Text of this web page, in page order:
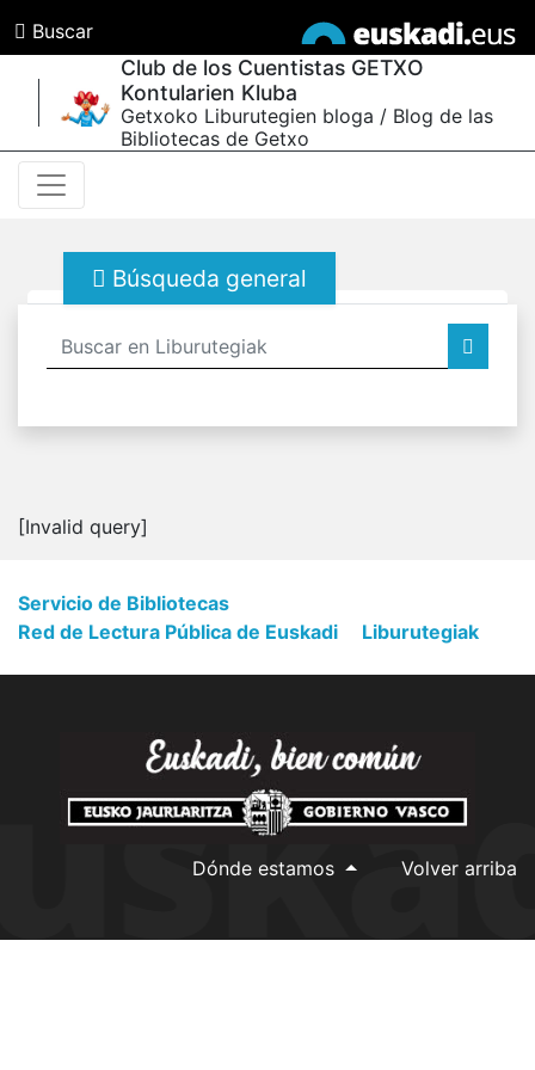
Buscar
Club de los Cuentistas GETXO
Kontularien Kluba
Getxoko Liburutegien bloga / Blog de las
Bibliotecas de Getxo
Búsqueda general
[Invalid query]
Servicio de Bibliotecas
Red de Lectura Pública de Euskadi
Liburutegiak
Dónde estamos Volver arriba